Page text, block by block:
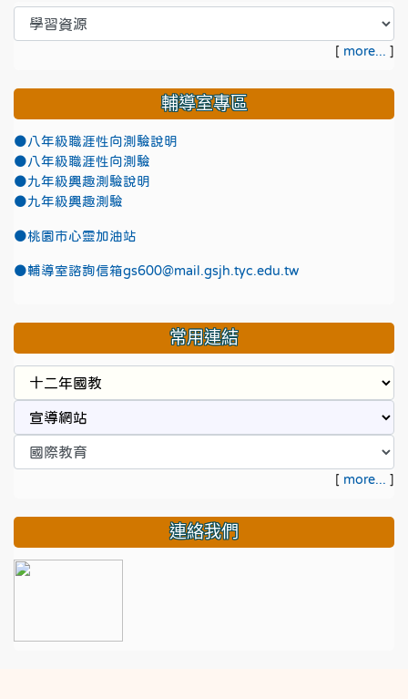
[ more... ]
輔導室專區
●八年級職涯性向測驗說明
●八年級職涯性向測驗
●九年級興趣測驗說明
●九年級興趣測驗
●桃園市心靈加油站
●輔導室諮詢信箱gs600@mail.gsjh.tyc.edu.tw
常用連結
[ more... ]
連絡我們